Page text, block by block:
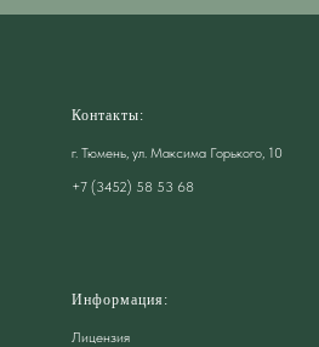
Контакты:
г. Тюмень, ул. Максима Горького, 10
+7 (3452) 58 53 68
Информация:
Лицензия